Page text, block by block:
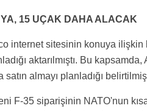
15 UÇAK DAHA ALACAK
internet sitesinin konuya
aktarılmıştı. Bu
satın almayı planladığı
F-35 siparişinin NATO'nun